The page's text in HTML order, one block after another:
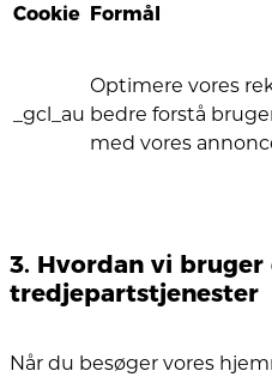
Cookie Formål
_gcl_au
Optimere vores
bedre forstå
med vores
3. Hvordan vi
tredjepartstjenester
Når du besøger vores